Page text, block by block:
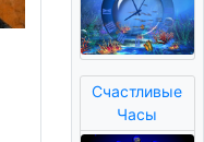
Счастливые
Часы